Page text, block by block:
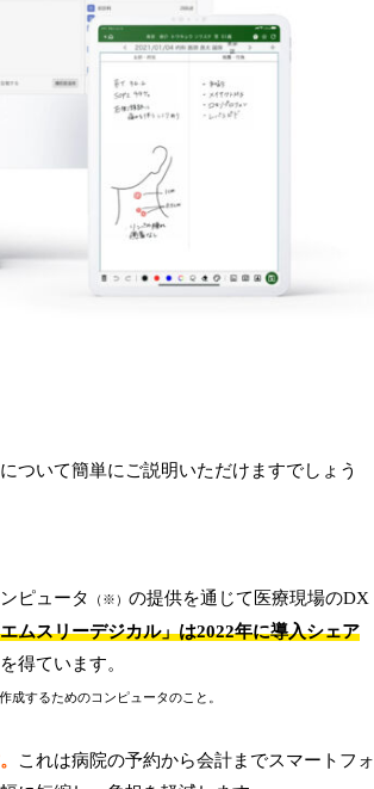
ついて簡単にご説明いただけますでしょう
ピュータ
（※） の提供を通じて医療現場のDX
ムスリーデジカル」は2022年に導入シェア
得ています。
するためのコンピュータのこと。
これは病院の予約から会計までスマートフォ